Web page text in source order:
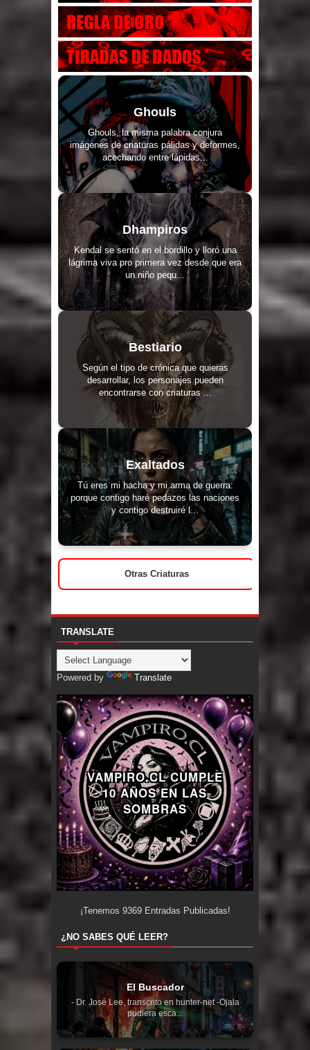
Ghouls
Ghouls, la misma palabra conjura
imágenes de criaturas pálidas y deformes,
acechando entre lápidas...
Dhampiros
Kendal se sentó en el bordillo y lloró una
lágrima viva pro primera vez desde que era
un niño pequ...
Bestiario
Según el tipo de crónica que quieras
desarrollar, los personajes pueden
encontrarse con criaturas ...
Exaltados
Tú eres mi hacha y mi arma de guerra:
porque contigo haré pedazos las naciones
y contigo destruiré l...
Otras Criaturas
TRANSLATE
Powered by Translate
VAMPIRO.CL CUMPLE
10 AÑOS EN LAS
SOMBRAS
¡Tenemos 9369Entradas Publicadas!
¿NO SABES QUÉ LEER?
El Buscador
- Dr. José Lee, transcrito en hunter-net -Ojala
pudiera esca...